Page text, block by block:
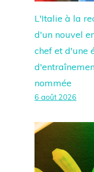
L'Italie à la
d'un nouvel
chef et d'une
nommée
6 août 2026